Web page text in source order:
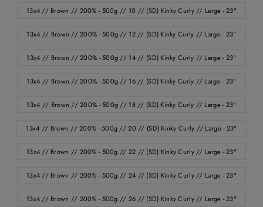
13x4 // Brown // 200% - 500g // 10 // (SD) Kinky Curly // Large - 23"
13x4 // Brown // 200% - 500g // 12 // (SD) Kinky Curly // Large - 23"
13x4 // Brown // 200% - 500g // 14 // (SD) Kinky Curly // Large - 23"
13x4 // Brown // 200% - 500g // 16 // (SD) Kinky Curly // Large - 23"
13x4 // Brown // 200% - 500g // 18 // (SD) Kinky Curly // Large - 23"
13x4 // Brown // 200% - 500g // 20 // (SD) Kinky Curly // Large - 23"
13x4 // Brown // 200% - 500g // 22 // (SD) Kinky Curly // Large - 23"
13x4 // Brown // 200% - 500g // 24 // (SD) Kinky Curly // Large - 23"
13x4 // Brown // 200% - 500g // 26 // (SD) Kinky Curly // Large - 23"